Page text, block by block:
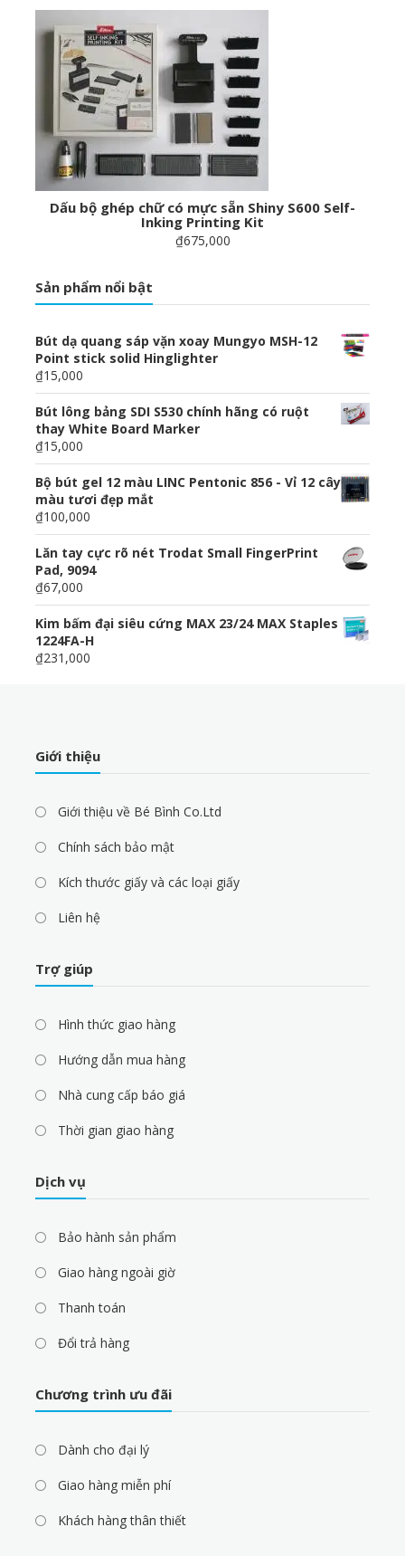
Dấu bộ ghép chữ có mực sẵn Shiny S600 Self-
Inking Printing Kit
₫675,000
Sản phẩm nổi bật
Bút dạ quang sáp vặn xoay Mungyo MSH-12
Point stick solid Hinglighter
₫15,000
Bút lông bảng SDI S530 chính hãng có ruột
thay White Board Marker
₫15,000
Bộ bút gel 12 màu LINC Pentonic 856 - Vỉ 12 cây
màu tươi đẹp mắt
₫100,000
Lăn tay cực rõ nét Trodat Small FingerPrint
Pad, 9094
₫67,000
Kim bấm đại siêu cứng MAX 23/24 MAX Staples
1224FA-H
₫231,000
Giới thiệu
Giới thiệu về Bé Bình Co.Ltd
Chính sách bảo mật
Kích thước giấy và các loại giấy
Liên hệ
Trợ giúp
Hình thức giao hàng
Hướng dẫn mua hàng
Nhà cung cấp báo giá
Thời gian giao hàng
Dịch vụ
Bảo hành sản phẩm
Giao hàng ngoài giờ
Thanh toán
Đổi trả hàng
Chương trình ưu đãi
Dành cho đại lý
Giao hàng miễn phí
Khách hàng thân thiết